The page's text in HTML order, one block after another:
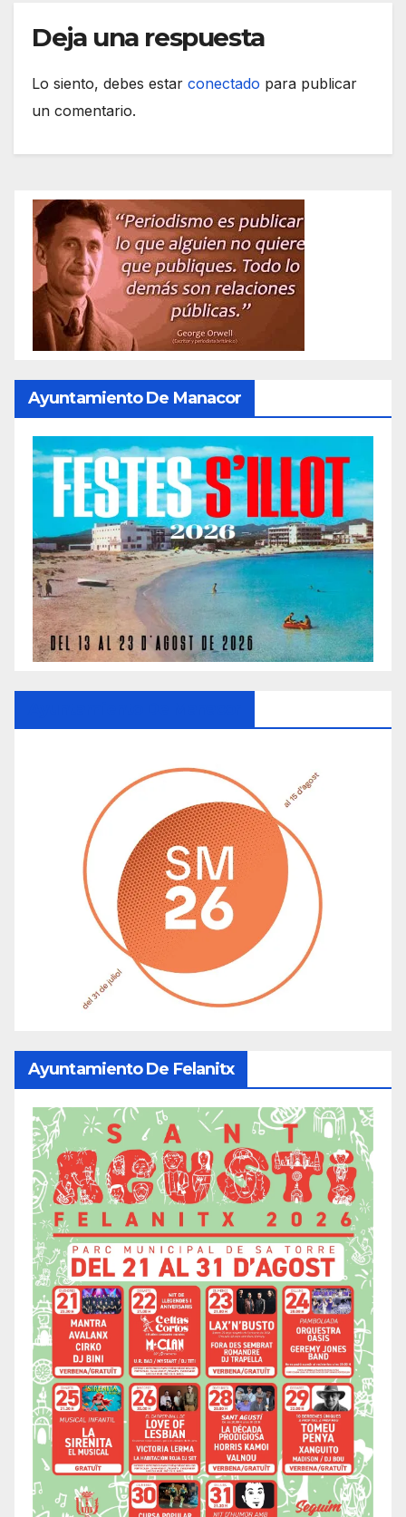
Deja una respuesta
Lo siento, debes estar conectado para publicar
un comentario.
Ayuntamiento De Manacor
Ayuntamiento De Felanitx